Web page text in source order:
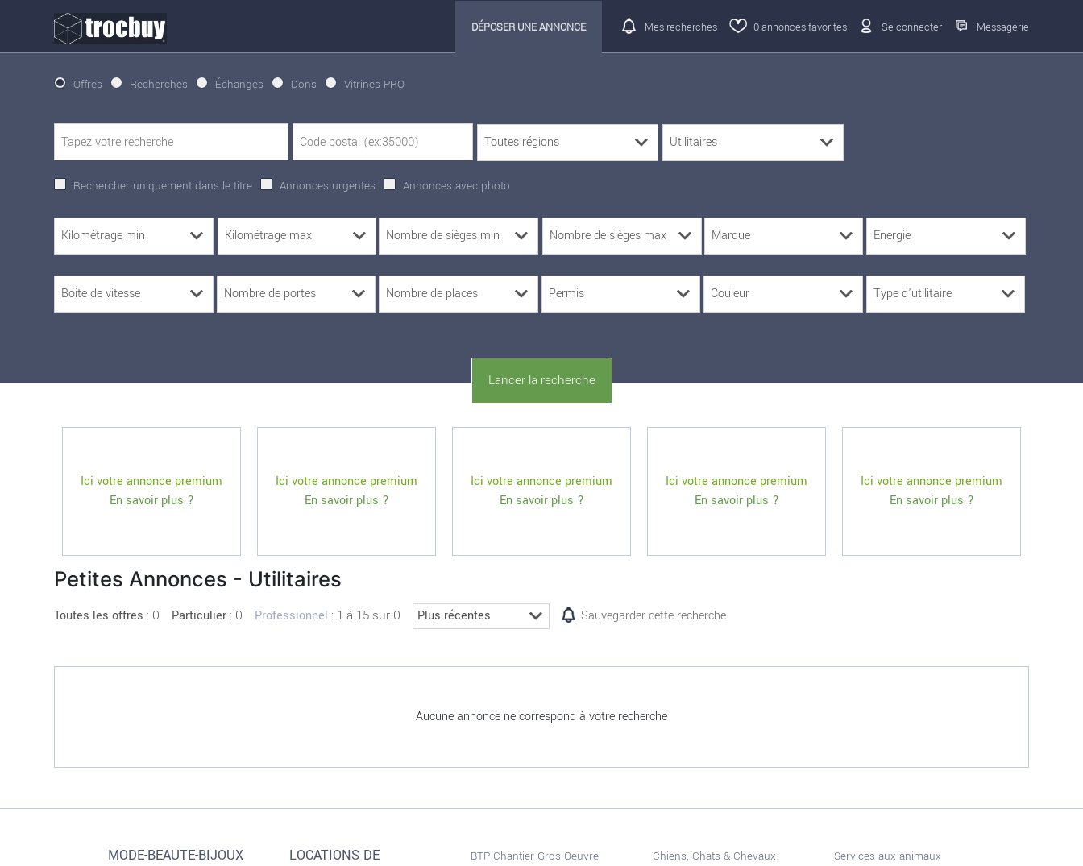
DÉPOSER UNE ANNONCE Mes recherches 0annonces favorites Se connecter Messagerie
Offres Recherches Échanges Dons Vitrines PRO
Rechercher uniquement dans le titre Annonces urgentes Annonces avec photo
Ici votre annonce premium
En savoir plus ?
Ici votre annonce premium
En savoir plus ?
Ici votre annonce premium
En savoir plus ?
Ici votre annonce premium
En savoir plus ?
Ici votre annonce premium
En savoir plus ?
Petites Annonces - Utilitaires
Toutes les offres : 0 Particulier : 0 Professionnel : 1 à 15 sur 0 Sauvegarder cette recherche
Aucune annonce ne correspond à votre recherche
MODE-BEAUTE-BIJOUX
LOCATIONS DE
BTP Chantier-Gros Oeuvre
Chiens, Chats & Chevaux
Services aux animaux